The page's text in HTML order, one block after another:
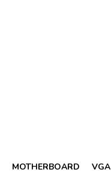
MOTHERBOARD VGA